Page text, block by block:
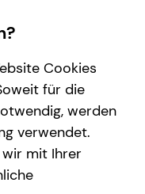
Cookies
für die
werden
verwendet.
mit Ihrer